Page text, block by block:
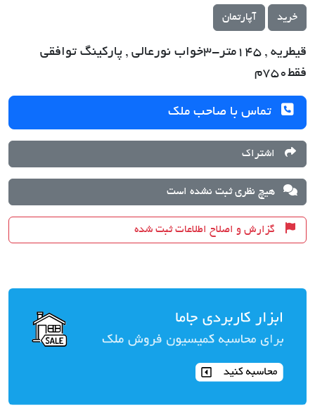
خرید آپارتمان
قیطریه , 145متر-3خواب نورعالی , پارکینگ توافقی
فقط750م
تماس با صاحب ملک
اشتراک
هیچ نظری ثبت نشده است
گزارش و اصلاح اطلاعات ثبت شده